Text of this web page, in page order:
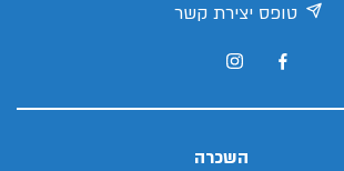
טופס יצירת קשר
השכרה